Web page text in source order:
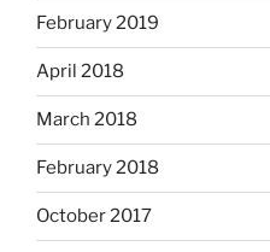
February 2019
April 2018
March 2018
February 2018
October 2017